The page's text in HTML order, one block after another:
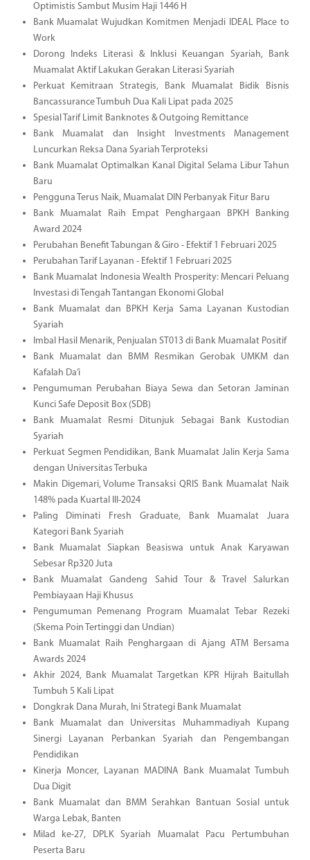
Optimistis Sambut Musim Haji 1446 H
Bank Muamalat Wujudkan Komitmen Menjadi IDEAL Place to
Work
Dorong Indeks Literasi & Inklusi Keuangan Syariah, Bank
Muamalat Aktif Lakukan Gerakan Literasi Syariah
Perkuat Kemitraan Strategis, Bank Muamalat Bidik Bisnis
Bancassurance Tumbuh Dua Kali Lipat pada 2025
Spesial Tarif Limit Banknotes & Outgoing Remittance
Bank Muamalat dan Insight Investments Management
Luncurkan Reksa Dana Syariah Terproteksi
Bank Muamalat Optimalkan Kanal Digital Selama Libur Tahun
Baru
Pengguna Terus Naik, Muamalat DIN Perbanyak Fitur Baru
Bank Muamalat Raih Empat Penghargaan BPKH Banking
Award 2024
Perubahan Benefit Tabungan & Giro - Efektif 1 Februari 2025
Perubahan Tarif Layanan - Efektif 1 Februari 2025
Bank Muamalat Indonesia Wealth Prosperity: Mencari Peluang
Investasi di Tengah Tantangan Ekonomi Global
Bank Muamalat dan BPKH Kerja Sama Layanan Kustodian
Syariah
Imbal Hasil Menarik, Penjualan ST013 di Bank Muamalat Positif
Bank Muamalat dan BMM Resmikan Gerobak UMKM dan
Kafalah Da’i
Pengumuman Perubahan Biaya Sewa dan Setoran Jaminan
Kunci Safe Deposit Box (SDB)
Bank Muamalat Resmi Ditunjuk Sebagai Bank Kustodian
Syariah
Perkuat Segmen Pendidikan, Bank Muamalat Jalin Kerja Sama
dengan Universitas Terbuka
Makin Digemari, Volume Transaksi QRIS Bank Muamalat Naik
148% pada Kuartal III-2024
Paling Diminati Fresh Graduate, Bank Muamalat Juara
Kategori Bank Syariah
Bank Muamalat Siapkan Beasiswa untuk Anak Karyawan
Sebesar Rp320 Juta
Bank Muamalat Gandeng Sahid Tour & Travel Salurkan
Pembiayaan Haji Khusus
Pengumuman Pemenang Program Muamalat Tebar Rezeki
(Skema Poin Tertinggi dan Undian)
Bank Muamalat Raih Penghargaan di Ajang ATM Bersama
Awards 2024
Akhir 2024, Bank Muamalat Targetkan KPR Hijrah Baitullah
Tumbuh 5 Kali Lipat
Dongkrak Dana Murah, Ini Strategi Bank Muamalat
Bank Muamalat dan Universitas Muhammadiyah Kupang
Sinergi Layanan Perbankan Syariah dan Pengembangan
Pendidikan
Kinerja Moncer, Layanan MADINA Bank Muamalat Tumbuh
Dua Digit
Bank Muamalat dan BMM Serahkan Bantuan Sosial untuk
Warga Lebak, Banten
Milad ke-27, DPLK Syariah Muamalat Pacu Pertumbuhan
Peserta Baru